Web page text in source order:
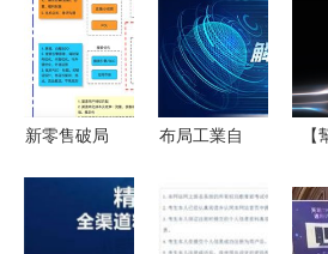
遇研究——
重慶計算機
軟硬件研發
及銷售視角
——以重慶
計算機軟硬
件研發及銷
售企業為例
新零售破局
布局工業自
世強硬創助
力中國智造
實
低